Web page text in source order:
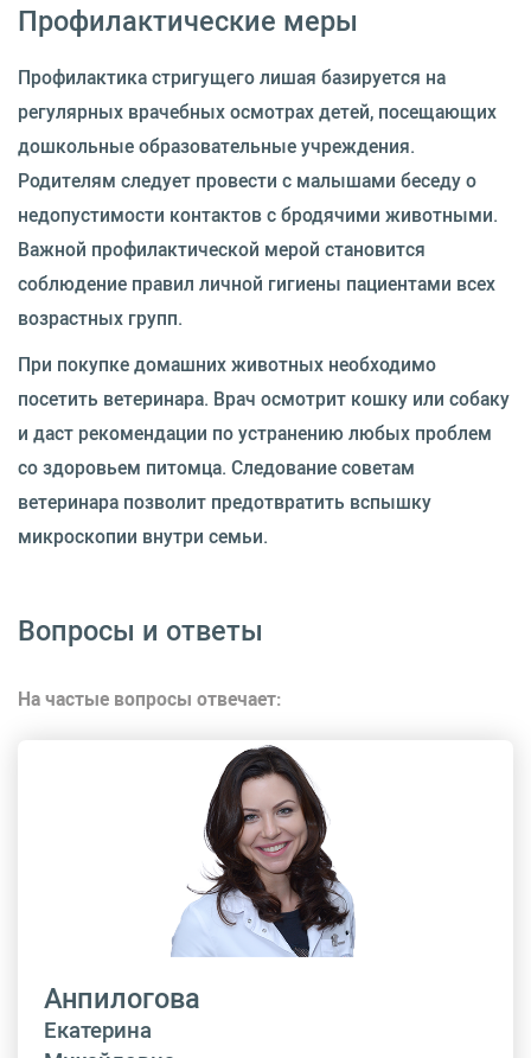
Профилактические меры
Профилактика стригущего лишая базируется на
регулярных врачебных осмотрах детей, посещающих
дошкольные образовательные учреждения.
Родителям следует провести с малышами беседу о
недопустимости контактов с бродячими животными.
Важной профилактической мерой становится
соблюдение правил личной гигиены пациентами всех
возрастных групп.
При покупке домашних животных необходимо
посетить ветеринара. Врач осмотрит кошку или собаку
и даст рекомендации по устранению любых проблем
со здоровьем питомца. Следование советам
ветеринара позволит предотвратить вспышку
микроскопии внутри семьи.
Вопросы и ответы
На частые вопросы отвечает:
Анпилогова
Екатерина